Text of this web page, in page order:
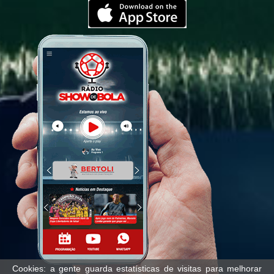
BOLA
PALMEIRAS X SANTOS - BRASILEIRÃO
2026 - EQUIPE SHOW DE BOLA
CORINTHIANS X VASCO DA GAMA -
BRASILEIRÃO 2026 - EQUIPE SHOW DE
BOLA
PALMEIRAS X ATHLETICO PR -
BRASILEIRÃO 2026 - EQUIPE SHOW DE
BOLA
SANTOS X ATLETICO MG -
BRASILEIRÃO 2026 - EQUIPE SHOW DE
BOLA
Cookies: a gente guarda estatísticas de visitas para melhorar